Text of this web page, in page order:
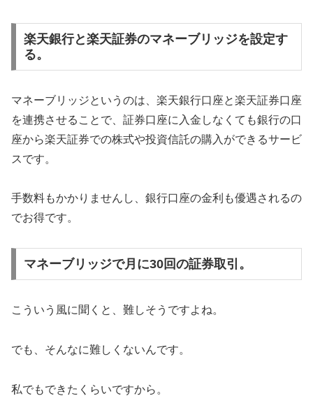
楽天銀行と楽天証券のマネーブリッジを設定す
る。
マネーブリッジというのは、楽天銀行口座と楽天証券口座
を連携させることで、証券口座に入金しなくても銀行の口
座から楽天証券での株式や投資信託の購入ができるサービ
スです。
手数料もかかりませんし、銀行口座の金利も優遇されるの
でお得です。
マネーブリッジで月に30回の証券取引。
こういう風に聞くと、難しそうですよね。
でも、そんなに難しくないんです。
私でもできたくらいですから。